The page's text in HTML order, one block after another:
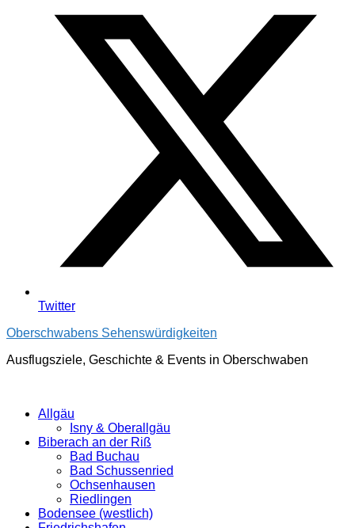
Twitter
Oberschwabens Sehenswürdigkeiten
Ausflugsziele, Geschichte & Events in Oberschwaben
Allgäu
Isny & Oberallgäu
Biberach an der Riß
Bad Buchau
Bad Schussenried
Ochsenhausen
Riedlingen
Bodensee (westlich)